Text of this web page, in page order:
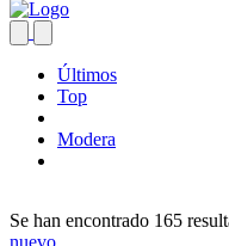
Últimos
Top
Modera
Se han encontrado 165
nuevo